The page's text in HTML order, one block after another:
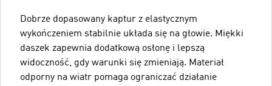
Dobrze dopasowany kaptur z elastycznym
wykończeniem stabilnie układa się na głowie. Miękki
daszek zapewnia dodatkową osłonę i lepszą
widoczność, gdy warunki się zmieniają. Materiał
odporny na wiatr pomaga ograniczać działanie